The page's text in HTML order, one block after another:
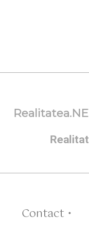
Contact •